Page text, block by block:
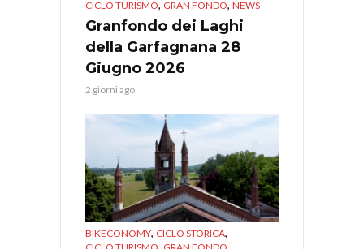
CICLO TURISMO, GRAN FONDO, NEWS
Granfondo dei Laghi
della Garfagnana 28
Giugno 2026
2 giorni ago
BIKECONOMY, CICLO STORICA,
, ,